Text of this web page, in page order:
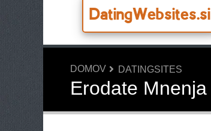
DatingWebsites.si
DOMOV DATINGSITES
Erodate Mnenja